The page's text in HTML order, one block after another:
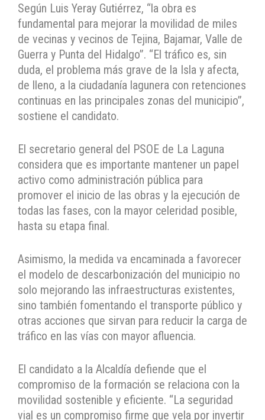
Según Luis Yeray Gutiérrez, “la obra es
fundamental para mejorar la movilidad de miles
de vecinas y vecinos de Tejina, Bajamar, Valle de
Guerra y Punta del Hidalgo”. “El tráfico es, sin
duda, el problema más grave de la Isla y afecta,
de lleno, a la ciudadanía lagunera con retenciones
continuas en las principales zonas del municipio”,
sostiene el candidato.
El secretario general del PSOE de La Laguna
considera que es importante mantener un papel
activo como administración pública para
promover el inicio de las obras y la ejecución de
todas las fases, con la mayor celeridad posible,
hasta su etapa final.
Asimismo, la medida va encaminada a favorecer
el modelo de descarbonización del municipio no
solo mejorando las infraestructuras existentes,
sino también fomentando el transporte público y
otras acciones que sirvan para reducir la carga de
tráfico en las vías con mayor afluencia.
El candidato a la Alcaldía defiende que el
compromiso de la formación se relaciona con la
movilidad sostenible y eficiente. “La seguridad
vial es un compromiso firme que vela por invertir